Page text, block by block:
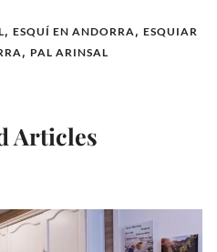
, ESQUÍ EN ANDORRA, ESQUIAR
, PAL ARINSAL
Articles